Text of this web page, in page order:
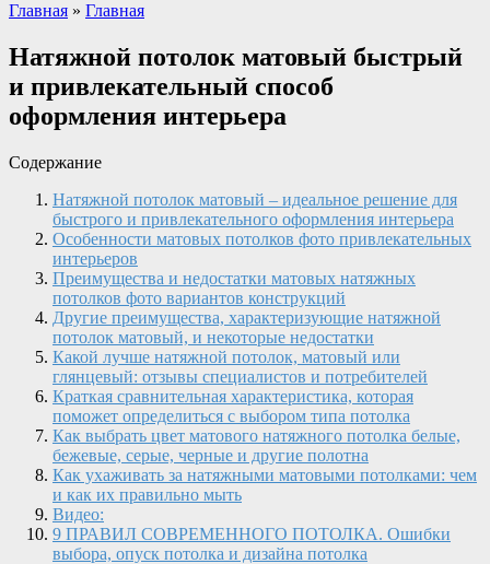
Главная » Главная
Натяжной потолок матовый быстрый
и привлекательный способ
оформления интерьера
Содержание
Натяжной потолок матовый – идеальное решение для
быстрого и привлекательного оформления интерьера
Особенности матовых потолков фото привлекательных
интерьеров
Преимущества и недостатки матовых натяжных
потолков фото вариантов конструкций
Другие преимущества, характеризующие натяжной
потолок матовый, и некоторые недостатки
Какой лучше натяжной потолок, матовый или
глянцевый: отзывы специалистов и потребителей
Краткая сравнительная характеристика, которая
поможет определиться с выбором типа потолка
Как выбрать цвет матового натяжного потолка белые,
бежевые, серые, черные и другие полотна
Как ухаживать за натяжными матовыми потолками: чем
и как их правильно мыть
Видео:
9 ПРАВИЛ СОВРЕМЕННОГО ПОТОЛКА. Ошибки
выбора, опуск потолка и дизайна потолка